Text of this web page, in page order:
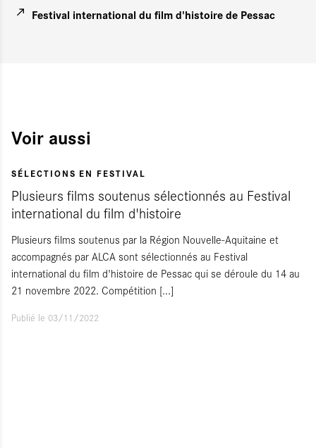
Festival international du film d'histoire de Pessac
Voir aussi
SÉLECTIONS EN FESTIVAL
Plusieurs films soutenus sélectionnés au Festival
international du film d'histoire
Plusieurs films soutenus par la Région Nouvelle-Aquitaine et
accompagnés par ALCA sont sélectionnés au Festival
international du film d'histoire de Pessac qui se déroule du 14 au
21 novembre 2022. Compétition [...]
Publié le 03/11/2022